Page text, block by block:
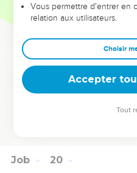
Quand ma peau aura été
contemplerai Dieu.
C’est lui que je
yeux le verront, et non ceux
moi, je n’en peux plus
» Vous direz alors :
Job 20
Vous permettre d'entrer en
relation aux utilisateurs.
Choisir
Accepter
Tout